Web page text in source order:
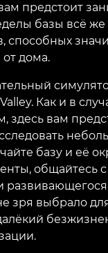
предстоит
базы всё
способных
дома.
Как и в
здесь вам
базу и её
общайтесь
зря выбрало